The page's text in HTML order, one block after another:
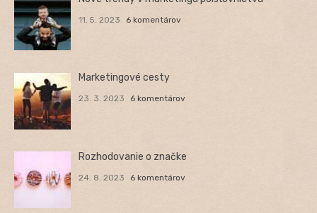
11. 5. 2023 6 komentárov
Marketingové cesty
23. 3. 2023 6 komentárov
Rozhodovanie o značke
24. 8. 2023 6 komentárov